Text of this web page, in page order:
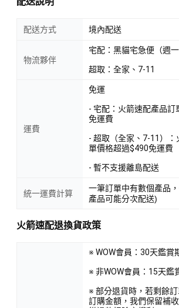
配送方式 境內配送
物流夥伴
宅配：黑貓宅急便（週一
超取：全家、7-11
運費
免運
- 宅配：火箭速配產品訂
免運費
- 超取（全家、7-11）：
單價格超過$490免運費
- 暫不支援離島配送
統一運費計算
一筆訂單中有數個產品
產品可能分次配送)
火箭速配退換貨政策
※ WOW會員：30天鑑賞
※ 非WOW會員：15天鑑
※ 部分退貨時，若剩餘
訂購金額，我們保留補